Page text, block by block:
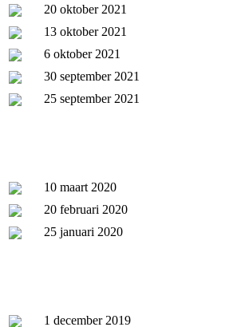
20 oktober 2021
13 oktober 2021
6 oktober 2021
30 september 2021
25 september 2021
10 maart 2020
20 februari 2020
25 januari 2020
1 december 2019